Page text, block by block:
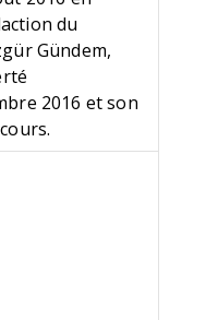
du
Gündem,
2016 et son